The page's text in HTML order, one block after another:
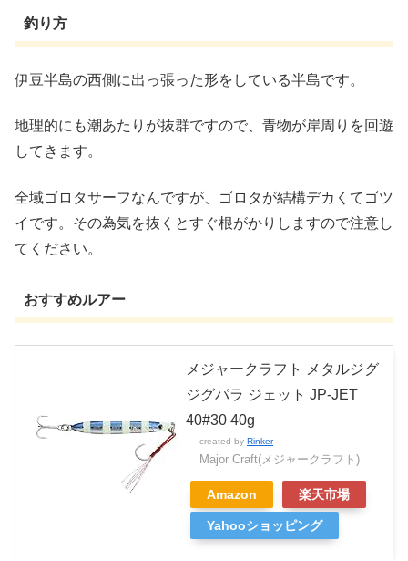
釣り方
伊豆半島の西側に出っ張った形をしている半島です。
地理的にも潮あたりが抜群ですので、青物が岸周りを回遊
してきます。
全域ゴロタサーフなんですが、ゴロタが結構デカくてゴツ
イです。その為気を抜くとすぐ根がかりしますので注意し
てください。
おすすめルアー
メジャークラフト メタルジグ
ジグパラ ジェット JP-JET
40#30 40g
created by Rinker
Major Craft(メジャークラフト)
Amazon 楽天市場
Yahooショッピング